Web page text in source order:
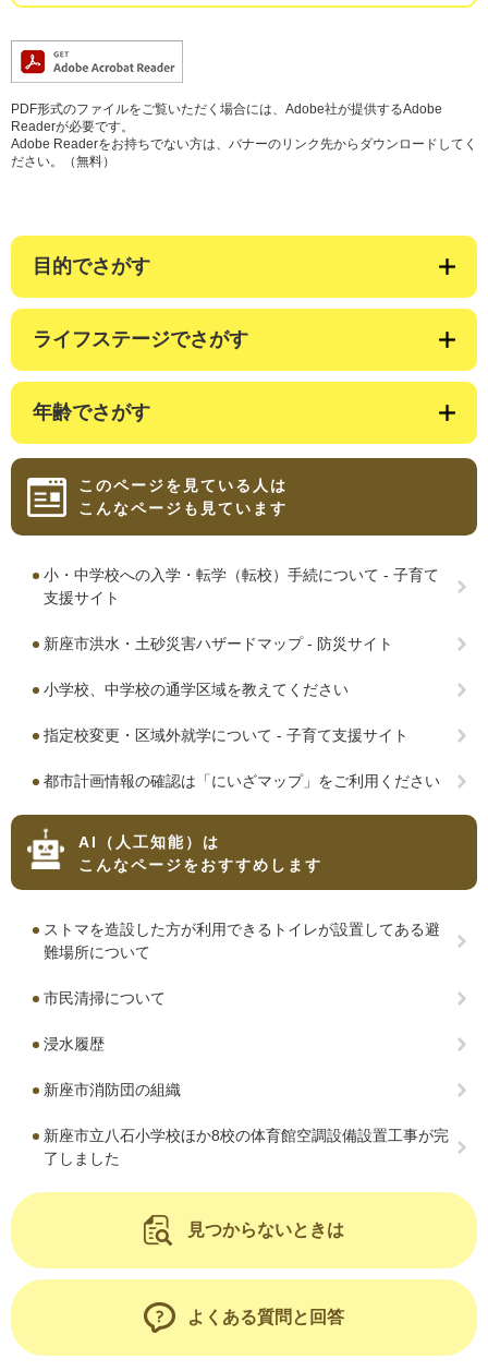
PDF形式のファイルをご覧いただく場合には、Adobe社が提供するAdobe
Readerが必要です。
Adobe Readerをお持ちでない方は、バナーのリンク先からダウンロードしてく
ださい。（無料）
目的でさがす
ライフステージでさがす
年齢でさがす
このページを見ている人は
こんなページも見ています
小・中学校への入学・転学（転校）手続について - 子育て
支援サイト
新座市洪水・土砂災害ハザードマップ - 防災サイト
小学校、中学校の通学区域を教えてください
指定校変更・区域外就学について - 子育て支援サイト
都市計画情報の確認は「にいざマップ」をご利用ください
AI（人工知能）は
こんなページをおすすめします
ストマを造設した方が利用できるトイレが設置してある避
難場所について
市民清掃について
浸水履歴
新座市消防団の組織
新座市立八石小学校ほか8校の体育館空調設備設置工事が完
了しました
見つからないときは
よくある質問と回答